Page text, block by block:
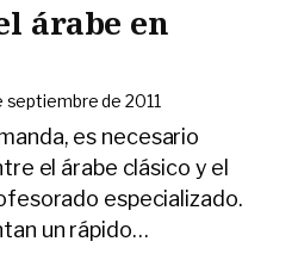
árabe en
septiembre de 2011
es necesario
el árabe clásico y el
especializado.
un rápido…